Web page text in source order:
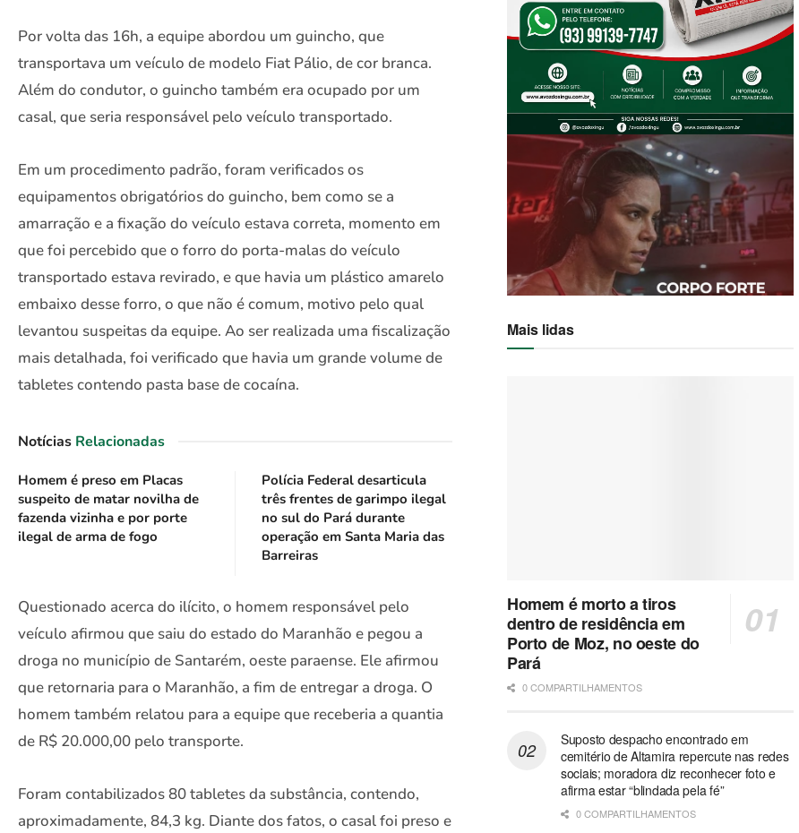
Por volta das 16h, a equipe abordou um guincho, que
transportava um veículo de modelo Fiat Pálio, de cor branca.
Além do condutor, o guincho também era ocupado por um
casal, que seria responsável pelo veículo transportado.
Em um procedimento padrão, foram verificados os
equipamentos obrigatórios do guincho, bem como se a
amarração e a fixação do veículo estava correta, momento em
que foi percebido que o forro do porta-malas do veículo
transportado estava revirado, e que havia um plástico amarelo
embaixo desse forro, o que não é comum, motivo pelo qual
levantou suspeitas da equipe. Ao ser realizada uma fiscalização
mais detalhada, foi verificado que havia um grande volume de
tabletes contendo pasta base de cocaína.
Notícias Relacionadas
Homem é preso em Placas
suspeito de matar novilha de
fazenda vizinha e por porte
ilegal de arma de fogo
Polícia Federal desarticula
três frentes de garimpo ilegal
no sul do Pará durante
operação em Santa Maria das
Barreiras
Questionado acerca do ilícito, o homem responsável pelo
veículo afirmou que saiu do estado do Maranhão e pegou a
droga no município de Santarém, oeste paraense. Ele afirmou
que retornaria para o Maranhão, a fim de entregar a droga. O
homem também relatou para a equipe que receberia a quantia
de R$ 20.000,00 pelo transporte.
Foram contabilizados 80 tabletes da substância, contendo,
aproximadamente, 84,3 kg. Diante dos fatos, o casal foi preso e
Mais lidas
Homem é morto a tiros
dentro de residência em
Porto de Moz, no oeste do
Pará
0 COMPARTILHAMENTOS
Suposto despacho encontrado em
cemitério de Altamira repercute nas redes
sociais; moradora diz reconhecer foto e
afirma estar “blindada pela fé”
0 COMPARTILHAMENTOS